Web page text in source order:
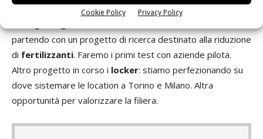
Cookie Policy Privacy Policy
ma c’ è l’intenzione di aumentarla. Con ildipartimento di
partendo con un progetto di ricerca destinato alla riduzione
di fertilizzanti. Faremo i primi test con aziende pilota.
Altro progetto in corso i locker: stiamo perfezionando su
dove sistemare le location a Torino e Milano. Altra
opportunità per valorizzare la filiera.